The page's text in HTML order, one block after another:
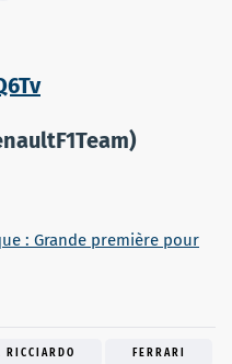
: Grande première pour
RICCIARDO FERRARI